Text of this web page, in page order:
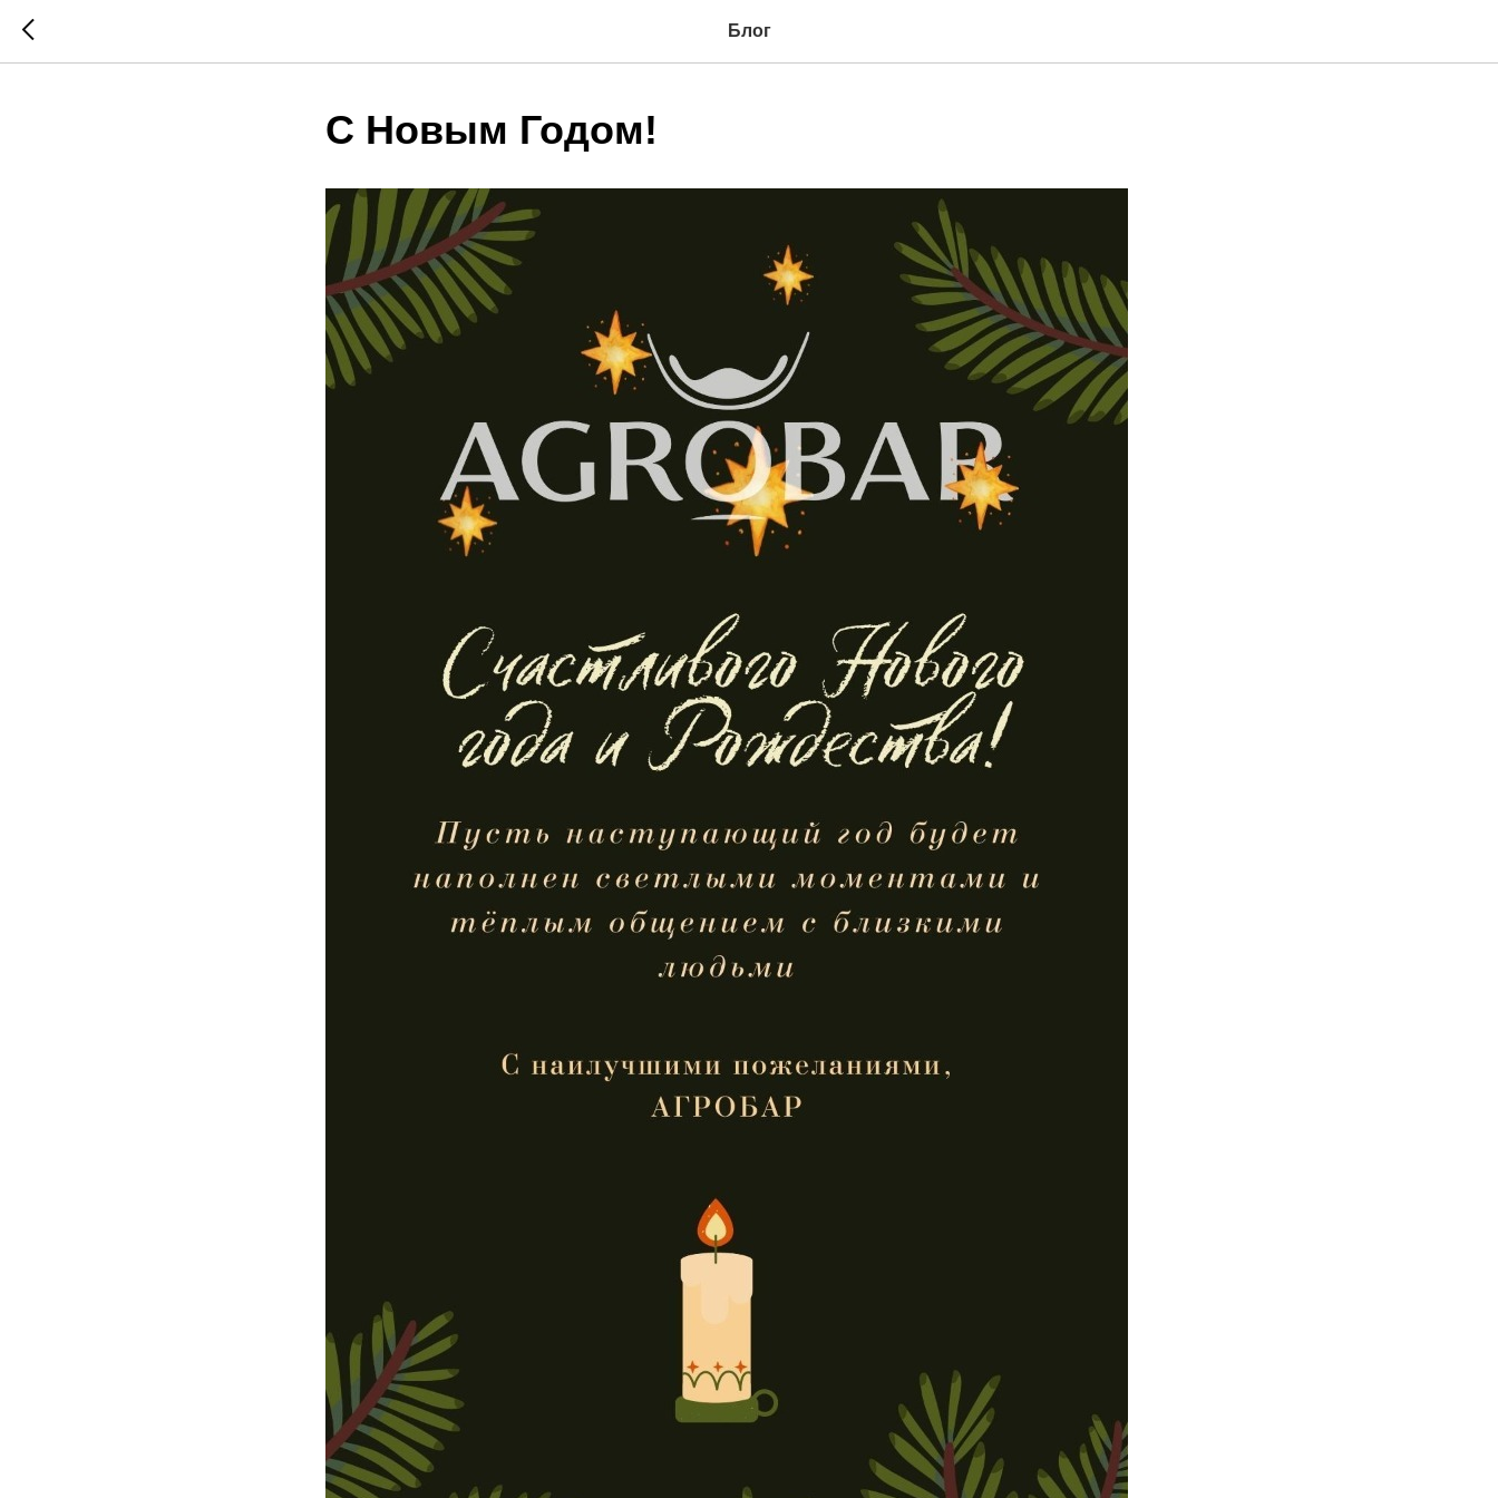
Блог
С Новым Годом!